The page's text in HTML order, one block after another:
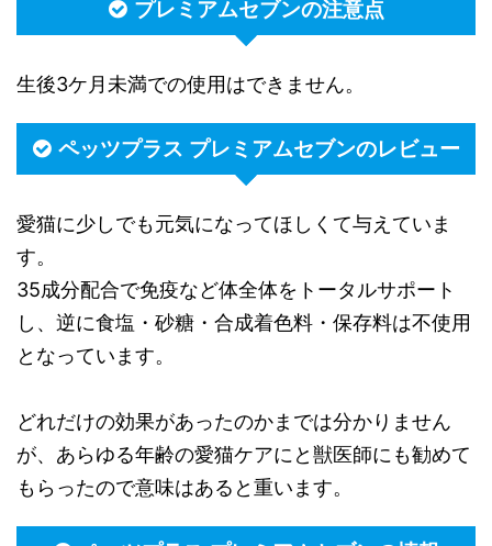
プレミアムセブンの注意点
生後3ケ月未満での使用はできません。
ペッツプラス プレミアムセブンのレビュー
愛猫に少しでも元気になってほしくて与えていま
す。
35成分配合で免疫など体全体をトータルサポート
し、逆に食塩・砂糖・合成着色料・保存料は不使用
となっています。
どれだけの効果があったのかまでは分かりません
が、あらゆる年齢の愛猫ケアにと獣医師にも勧めて
もらったので意味はあると重います。